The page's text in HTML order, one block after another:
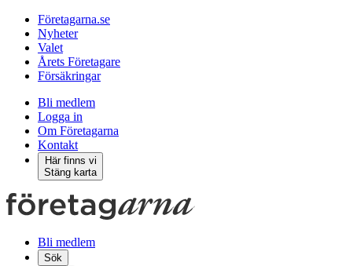
Företagarna.se
Nyheter
Valet
Årets Företagare
Försäkringar
Bli medlem
Logga in
Om Företagarna
Kontakt
Här finns vi
Stäng karta
Bli medlem
Sök